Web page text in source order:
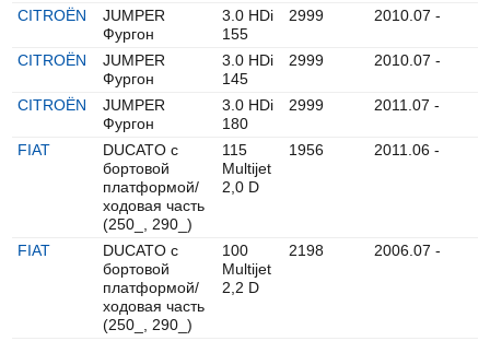
CITROËN
JUMPER
Фургон
3.0 HDi
155
2999 2010.07 -
CITROËN
JUMPER
Фургон
3.0 HDi
145
2999 2010.07 -
CITROËN
JUMPER
Фургон
3.0 HDi
180
2999 2011.07 -
FIAT
DUCATO c
бортовой
платформой/
ходовая часть
(250_, 290_)
115
Multijet
2,0 D
1956 2011.06 -
FIAT
DUCATO c
бортовой
платформой/
ходовая часть
(250_, 290_)
100
Multijet
2,2 D
2198 2006.07 -